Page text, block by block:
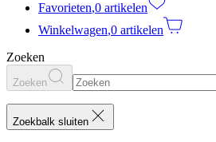
Favorieten,0 artikelen
Winkelwagen,0 artikelen
Zoeken
Zoeken
Zoekbalk sluiten